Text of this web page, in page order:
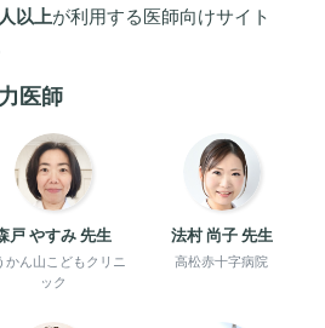
以上が利用する医師向けサイト
医師
戸 やすみ 先生
かん山こどもクリニ
ック
法村 尚子 先生
高松赤十字病院